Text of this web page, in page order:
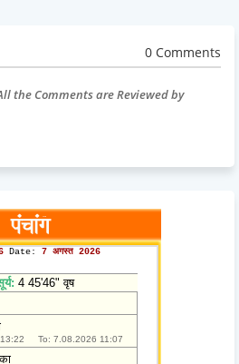
0 Comments
the Comments are Reviewed by